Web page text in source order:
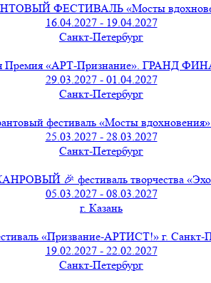
ФЕСТИВАЛЬ «Мосты
16.04.2027 - 19.04.2027
Санкт-Петербург
Премия «АРТ-Признание». ГРАНД
29.03.2027 - 01.04.2027
Санкт-Петербург
фестиваль «Мосты вдохновения»
25.03.2027 - 28.03.2027
Санкт-Петербург
🎉 фестиваль творчества «Эхо
05.03.2027 - 08.03.2027
г. Казань
«Призвание-АРТИСТ!» г. Санкт-
19.02.2027 - 22.02.2027
Санкт-Петербург